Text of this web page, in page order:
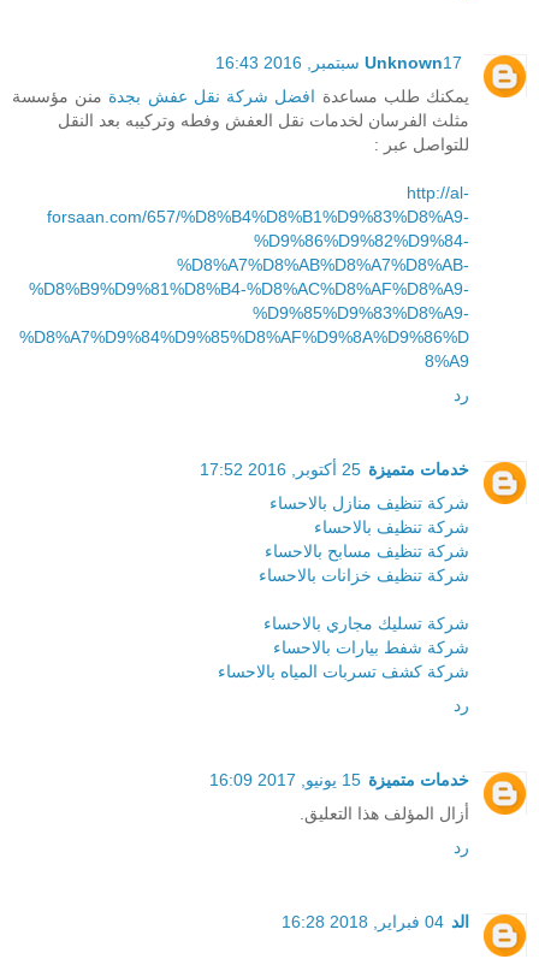
Unknown17 سبتمبر, 2016 16:43
يمكنك طلب مساعدة افضل شركة نقل عفش بجدة منن مؤسسة
مثلث الفرسان لخدمات نقل العفش وفطه وتركيبه بعد النقل
للتواصل عبر :
http://al-
forsaan.com/657/%D8%B4%D8%B1%D9%83%D8%A9-
%D9%86%D9%82%D9%84-
%D8%A7%D8%AB%D8%A7%D8%AB-
%D8%B9%D9%81%D8%B4-%D8%AC%D8%AF%D8%A9-
%D9%85%D9%83%D8%A9-
%D8%A7%D9%84%D9%85%D8%AF%D9%8A%D9%86%D
8%A9
رد
خدمات متميزة 25 أكتوبر, 2016 17:52
شركة تنظيف منازل بالاحساء
شركة تنظيف بالاحساء
شركة تنظيف مسابح بالاحساء
شركة تنظيف خزانات بالاحساء
شركة تسليك مجاري بالاحساء
شركة شفط بيارات بالاحساء
شركة كشف تسربات المياه بالاحساء
رد
خدمات متميزة 15 يونيو, 2017 16:09
أزال المؤلف هذا التعليق.
رد
الد 04 فبراير, 2018 16:28